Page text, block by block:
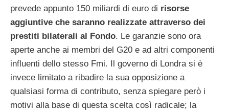
prevede appunto 150 miliardi di euro di risorse
aggiuntive che saranno realizzate attraverso dei
prestiti bilaterali al Fondo. Le garanzie sono ora
aperte anche ai membri del G20 e ad altri componenti
influenti dello stesso Fmi. Il governo di Londra si è
invece limitato a ribadire la sua opposizione a
qualsiasi forma di contributo, senza spiegare però i
motivi alla base di questa scelta così radicale; la